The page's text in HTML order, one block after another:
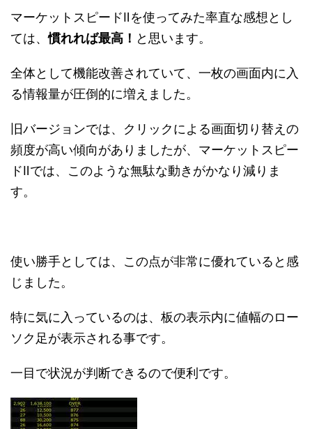
マーケットスピードⅡを使ってみた率直な感想とし
ては、慣れれば最高！ と思います。
全体として機能改善されていて、一枚の画面内に入
る情報量が圧倒的に増えました。
旧バージョンでは、クリックによる画面切り替えの
頻度が高い傾向がありましたが、マーケットスピー
ドⅡでは、このような無駄な動きがかなり減りま
す。
使い勝手としては、この点が非常に優れていると感
じました。
特に気に入っているのは、板の表示内に値幅のロー
ソク足が表示される事です。
一目で状況が判断できるので便利です。